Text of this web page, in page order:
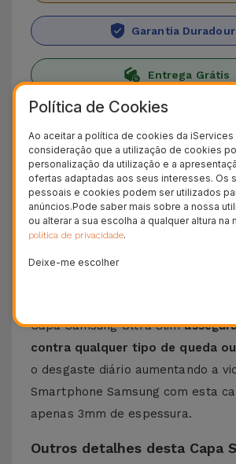
Garantia
Entrega Grátis
Conheça a Capa
Eis aCapa Ultra Slim para
ideal para quem procura proteger
discreta e eficaz o seu telemóvel
design minimalista e elegante,
Samsung foi feita com o objetivo
segurança ao equipamento sem
Criada a partir de materiais de
Capa Samsung Ultra Slim
contra qualquer tipo de queda
o desgaste diário aumentando a
Smartphone Samsung com esta
apenas 3mm de espessura.
Outros detalhes desta Capa
Política de Cookies
Ao aceitar a política de cookies da
consideração que a utilização de cookies
personalização da utilização e a
ofertas adaptadas aos seus interesses. Os
pessoais e cookies podem ser utilizados
anúncios.Pode saber mais sobre a nossa
ou alterar a sua escolha a qualquer altura na
política de privacidade.
Deixe-me escolher